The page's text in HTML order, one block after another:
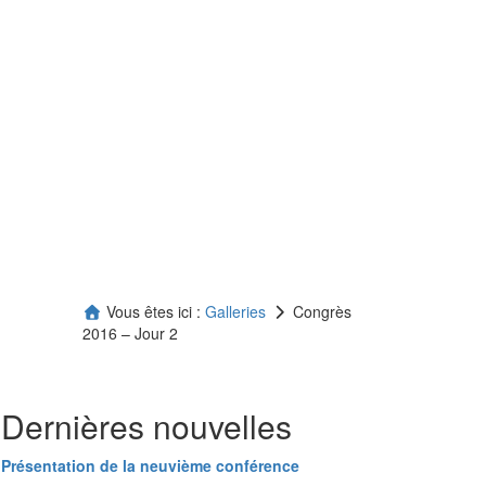
Vous êtes ici : Galleries
Congrès
2016 – Jour 2
Dernières nouvelles
Présentation de la neuvième conférence